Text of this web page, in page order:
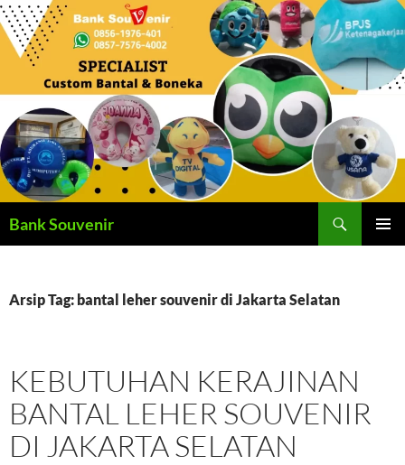
Langsung
ke
Bank Souvenir
Arsip Tag: bantal leher souvenir di Jakarta Selatan
KEBUTUHAN KERAJINAN
BANTAL LEHER SOUVENIR
DI JAKARTA SELATAN